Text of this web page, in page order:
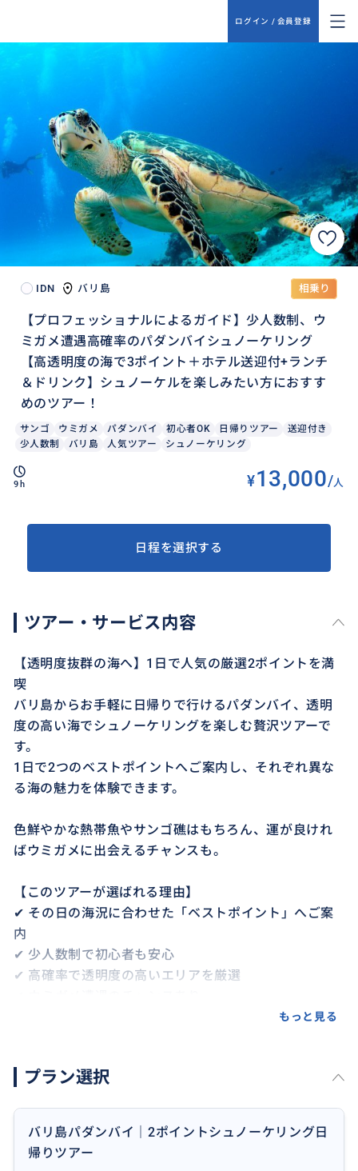
ログイン / 会員登録
IDN バリ島 相乗り
【プロフェッショナルによるガイド】少人数制、ウ
ミガメ遭遇高確率のパダンバイシュノーケリング
【高透明度の海で3ポイント＋ホテル送迎付+ランチ
＆ドリンク】シュノーケルを楽しみたい方におすす
めのツアー！
サンゴ ウミガメ パダンバイ 初心者OK 日帰りツアー
送迎付き
少人数制
バリ島 人気ツアー シュノーケリング
9h ¥13,000/人
日程を選択する
ツアー・サービス内容
【透明度抜群の海へ】1日で人気の厳選2ポイントを満
喫
バリ島からお手軽に日帰りで行けるパダンバイ、透明
度の高い海でシュノーケリングを楽しむ贅沢ツアーで
す。
1日で2つのベストポイントへご案内し、それぞれ異な
る海の魅力を体験できます。
色鮮やかな熱帯魚やサンゴ礁はもちろん、運が良けれ
ばウミガメに出会えるチャンスも。
【このツアーが選ばれる理由】
✔ その日の海況に合わせた「ベストポイント」へご案
内
✔ 少人数制で初心者も安心
✔ 高確率で透明度の高いエリアを厳選
・初めてのシュノーケリングでも安心して参加したい
・効率よく人気スポットを巡りたい方
・SNS映えする海を楽しみたい方
もっと見る
プラン選択
バリ島パダンバイ｜2ポイントシュノーケリング日
帰りツアー